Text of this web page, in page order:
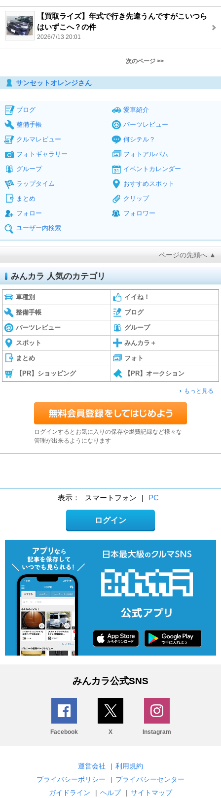
【買取ライズ】年式で行き先違うんですがこいつら
はいずこへ？の件
2026/7/13 20:01
次のページ >>
サンセットオレンジさん
ブログ
愛車紹介
整備手帳
パーツレビュー
クルマレビュー
何シテル？
フォトギャラリー
フォトアルバム
グループ
イベントカレンダー
ラップタイム
おすすめスポット
まとめ
クリップ
フォロー
フォロワー
ユーザー内検索
ページの先頭へ ▲
みんカラ 人気のカテゴリ
車種別 イイね！
整備手帳 ブログ
パーツレビュー グループ
スポット みんカラ＋
まとめ フォト
【PR】ショッピング 【PR】オークション
もっと見る
ログインするとお気に入りの保存や燃費記録など様々な
管理が出来るようになります
表示： スマートフォン | PC
ログイン
みんカラ公式SNS
Facebook X Instagram
運営会社 | 利用規約
プライバシーポリシー
| プライバシーセンター
ガイドライン
| ヘルプ | サイトマップ